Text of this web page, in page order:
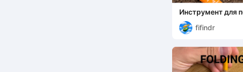
Инструмент для
fifindr